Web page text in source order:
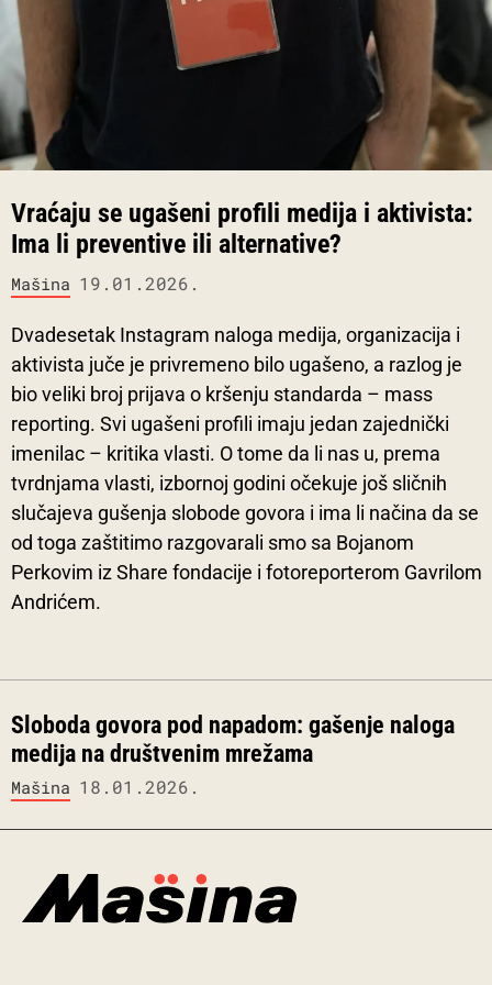
Vraćaju se ugašeni profili medija i aktivista:
Ima li preventive ili alternative?
Mašina 19.01.2026.
Dvadesetak Instagram naloga medija, organizacija i
aktivista juče je privremeno bilo ugašeno, a razlog je
bio veliki broj prijava o kršenju standarda – mass
reporting. Svi ugašeni profili imaju jedan zajednički
imenilac – kritika vlasti. O tome da li nas u, prema
tvrdnjama vlasti, izbornoj godini očekuje još sličnih
slučajeva gušenja slobode govora i ima li načina da se
od toga zaštitimo razgovarali smo sa Bojanom
Perkovim iz Share fondacije i fotoreporterom Gavrilom
Andrićem.
Sloboda govora pod napadom: gašenje naloga
medija na društvenim mrežama
Mašina 18.01.2026.